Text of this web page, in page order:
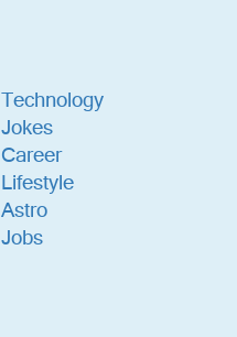
Technology
Jokes
Career
Lifestyle
Astro
Jobs